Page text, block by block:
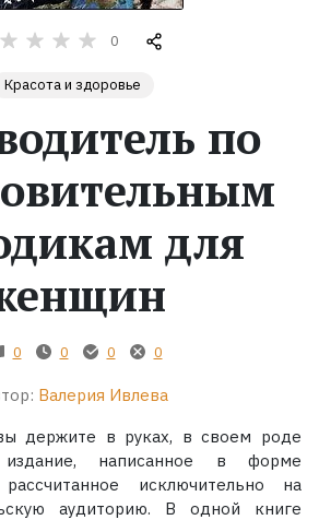
0
Красота и здоровье
по
для
0 0 0 0
Валерия Ивлева
держите в руках, в своем роде
написанное в форме
исключительно на
аудиторию. В одной книге